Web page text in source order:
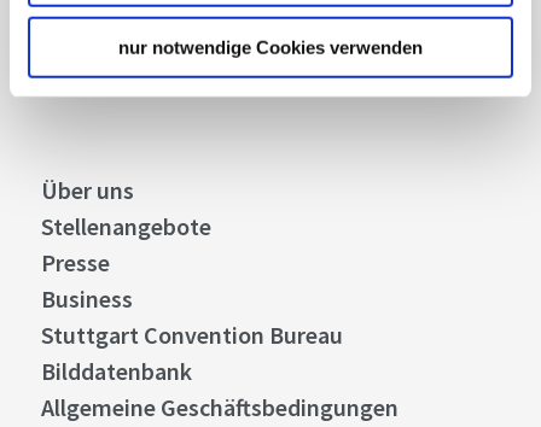
nur notwendige Cookies verwenden
Abonnieren
Über uns
Stellenangebote
Presse
Business
Stuttgart Convention Bureau
Bilddatenbank
Allgemeine Geschäftsbedingungen